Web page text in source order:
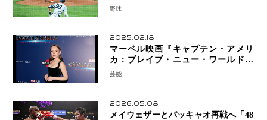
で降板
野球
2025.02.18
マーベル映画『キャプテン・アメリ
カ：ブレイブ・ニュー・ワールド』
新ブラック・ウィドウ役のシラ・ハー
芸能
2026.05.08
メイウェザーとパッキャオ再戦へ「48